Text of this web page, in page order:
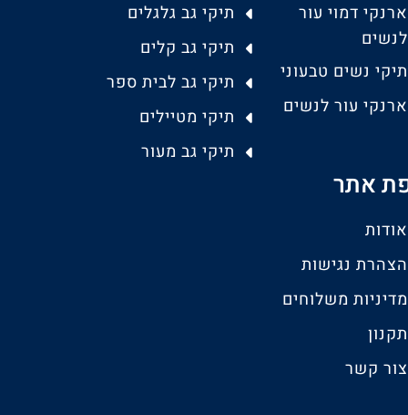
ארנקי דמוי עור
לנשים
תיקי נשים טבעוני
ארנקי עור לנשים
תיקי גב גלגלים
תיקי גב קלים
תיקי גב לבית ספר
תיקי מטיילים
תיקי גב מעור
אתר
אודות
הצהרת נגישות
מדיניות משלוחים
תקנון
צור קשר